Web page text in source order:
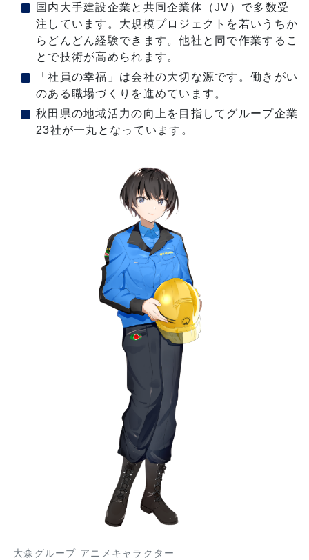
国内大手建設企業と共同企業体（JV）で多数受
注しています。大規模プロジェクトを若いうちか
らどんどん経験できます。他社と同で作業するこ
とで技術が高められます。
「社員の幸福」は会社の大切な源です。働きがい
のある職場づくりを進めています。
秋田県の地域活力の向上を目指してグループ企業
23社が一丸となっています。
大森グループ アニメキャラクター